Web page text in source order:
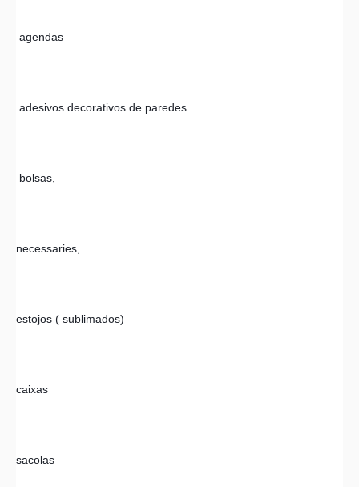
agendas
adesivos decorativos de paredes
bolsas,
necessaries,
estojos ( sublimados)
caixas
sacolas